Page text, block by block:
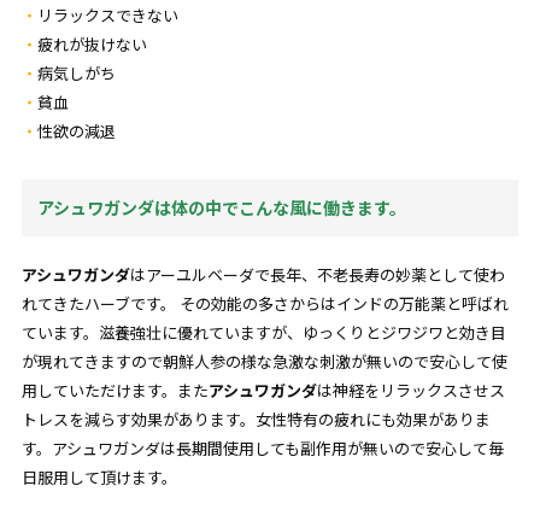
リラックスできない
疲れが抜けない
病気しがち
貧血
性欲の減退
アシュワガンダは体の中でこんな風に働きます。
アシュワガンダはアーユルベーダで長年、不老長寿の妙薬として使わ
れてきたハーブです。 その効能の多さからはインドの万能薬と呼ばれ
ています。 滋養強壮に優れていますが、ゆっくりとジワジワと効き目
が現れてきますので朝鮮人参の様な急激な刺激が無いので安心して使
用していただけます。またアシュワガンダは神経をリラックスさせス
トレスを減らす効果があります。女性特有の疲れにも効果がありま
す。アシュワガンダは長期間使用しても副作用が無いので安心して毎
日服用して頂けます。